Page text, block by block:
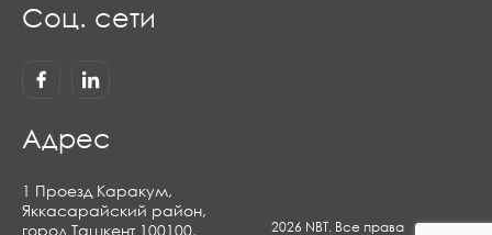
Соц. сети
Адрес
1 Проезд Каракум,
Яккасарайский район,
город Ташкент 100100,
2026 NBT. Все права